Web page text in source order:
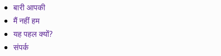
बारी आपकी
मैं नहीं हम
यह पहल क्यों?
संपर्क